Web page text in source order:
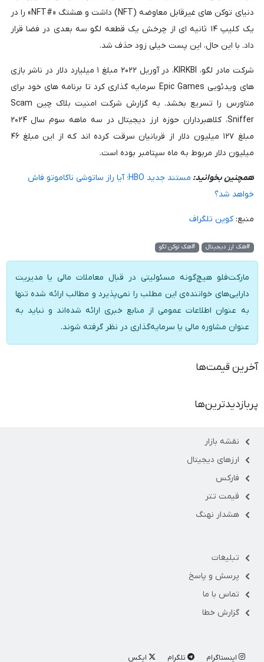
دنیای توکن های غیرقابل معاوضه (NFT) داشت و هشتگ «#NFT» را در
یک کلیپ ۱۴ ثانیه ای از چرخش یک قطعه لگو سه بعدی در فضا قرار
داد. با این حال، این پست خیلی زود حذف شد.
شرکت مادر لگو، KIRKBI، در آوریل ۲۰۲۲ مبلغ ۱ میلیارد دلار در ناشر بازی
های ویدئویی Epic Games سرمایه گذاری کرد تا برنامه های خود برای
متاورس را تسریع بخشد. به گزارش شرکت امنیت بلاک چین Scam
Sniffer، کلاهبرداران حوزه ارز دیجیتال در سه ماهه سوم سال ۲۰۲۴
مبلغ ۱۲۷ میلیون دلار از قربانیان سرقت کرده اند که از این مبلغ ۴۶
میلیون دلار مربوط به ماه سپتامبر بوده است.
همچنین بخوانید:
مستند جدید HBO؛ آیا راز ساتوشی ناکاموتو فاش
خواهد شد؟
منبع:کوین تلگراف
#هک ارز دیجیتال #هک توکن لگو
مارکت‌فلو هیچ‌گونه مسئولیتی در قبال معاملات مالی یا مدیریت
دارایی‌های خواننده‌ی این مطلب را نمی‌پذیرد و مطالب ارائه شده تنها
به عنوان اطلاعات عمومی از منابع خبری ارائه شده‌اند و نباید به
عنوان مشاوره مالی یا سرمایه‌گذاری در نظر گرفته شوند.
آخرین قیمت‌ها
پربازدیدترین‌ها
نقشه بازار
ارزهای دیجیتال
فارکس
قیمت تتر
هشدار نهنگ
تبلیغات
پرسش و پاسخ
تماس با ما
گزارش خطا
اینستاگرام تلگرام ایکس